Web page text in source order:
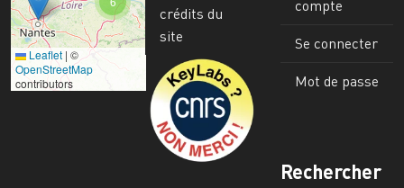
Leaflet | ©
OpenStreetMap
contributors
crédits du
site
Image
compte
Se connecter
Mot de passe
Rechercher